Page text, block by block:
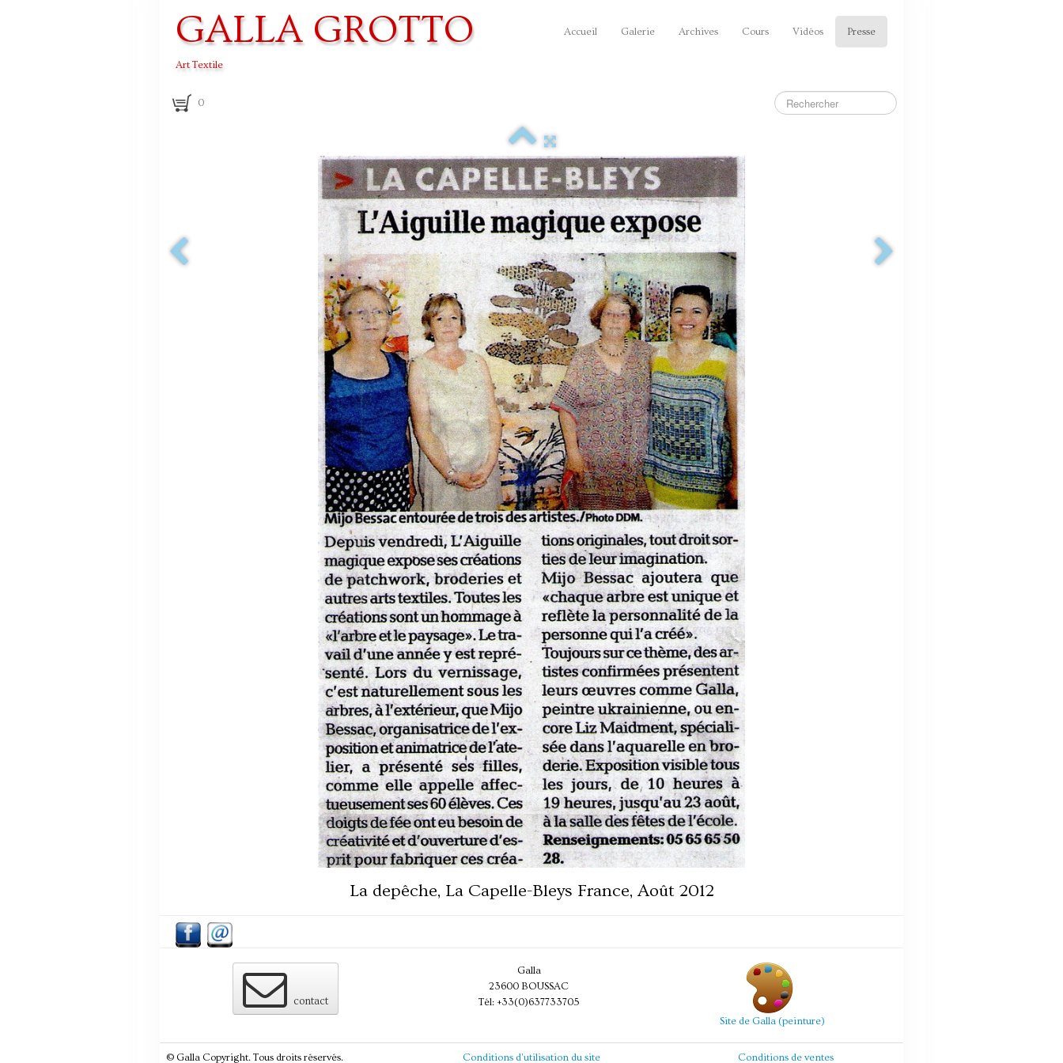
GALLA GROTTO
Art Textile
Accueil Galerie Archives Cours Vidéos Presse
0
La depêche, La Capelle-Bleys France, Août 2012
contact
Galla
23600 BOUSSAC
Tél: +33(0)637733705
Site de Galla (peinture)
© Galla Copyright. Tous droits réservés. Conditions d'utilisation du site Conditions de ventes